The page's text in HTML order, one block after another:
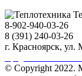
8-902-940-03-26
8 (391) 240-03-26
г. Красноярск, ул.
© Copyright 2022.